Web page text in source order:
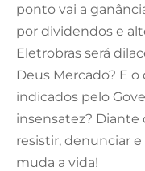
ponto vai a
por dividendos e
Eletrobras será
Deus Mercado? E
indicados pelo
insensatez? Diante
resistir, denunciar
muda a vida!